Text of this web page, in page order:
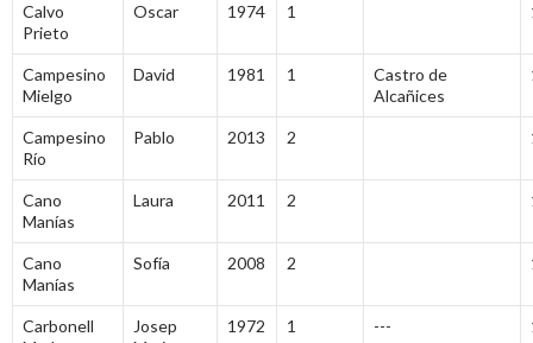
Calvo
Prieto
Oscar 1974 1
Campesino
Mielgo
David 1981 1
Castro de
Alcañices
Campesino
Río
Pablo 2013 2
Cano
Manías
Laura 2011 2
Cano
Manías
Sofía 2008 2
Carbonell
Josep
1972 1 ---